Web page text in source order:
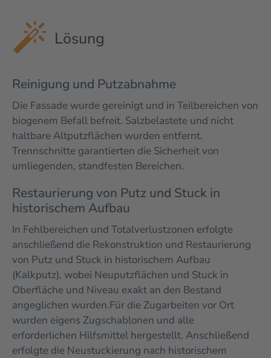
Lösung
Reinigung und Putzabnahme
Die Fassade wurde gereinigt und in Teilbereichen von
biogenem Befall befreit. Salzbelastete und nicht
haltbare Altputzflächen wurden entfernt.
Trennschnitte garantierten die Sicherheit von
umliegenden, standfesten Bereichen.
Restaurierung von Putz und Stuck in
historischem Aufbau
In Fehlbereichen und Totalverlustzonen erfolgte
anschließend die Rekonstruktion und Restaurierung
von Putz und Stuck in historischem Aufbau
(Kalkputz), wobei Neuputzflächen und Stuck in
Oberfläche und Niveau exakt an den Bestand
angeglichen wurden.Für die Zugarbeiten vor Ort
wurden eigens Zugschablonen und alle
erforderlichen Hilfsmittel hergestellt. Anschließend
erfolgte die Neustuckierung nach historischem